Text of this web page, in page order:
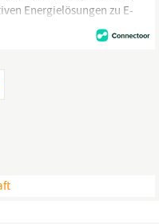
Energielösungen zu E-
wir zu einer
Mobilität bei. Als